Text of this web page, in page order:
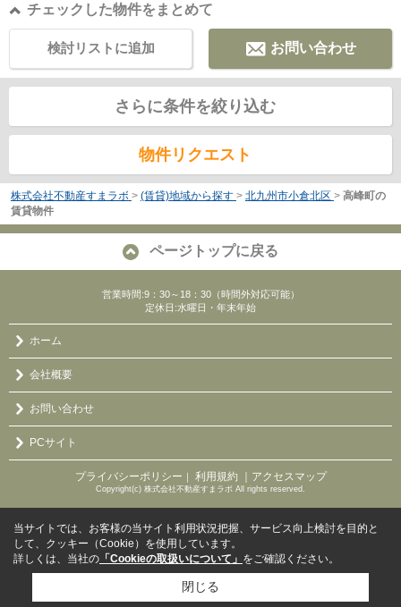
チェックした物件をまとめて
お問い合わせ
検討リストに追加
さらに条件を絞り込む
物件リクエスト
株式会社不動産すまラボ > (賃貸)地域から探す > 北九州市小倉北区 > 高峰町の
賃貸物件
ページトップに戻る
営業時間:9：30～18：30（時間外対応可能）
定休日:水曜日・年末年始
ホーム
会社概要
お問い合わせ
PCサイト
プライバシーポリシー ｜ 利用規約 ｜アクセスマップ
Copyright(c) 株式会社不動産すまラボ All rights reserved.
当サイトでは、お客様の当サイト利用状況把握、サービス向上検討を目的と
して、クッキー（Cookie）を使用しています。
詳しくは、当社の 「Cookieの取扱いについて」 をご確認ください。
閉じる